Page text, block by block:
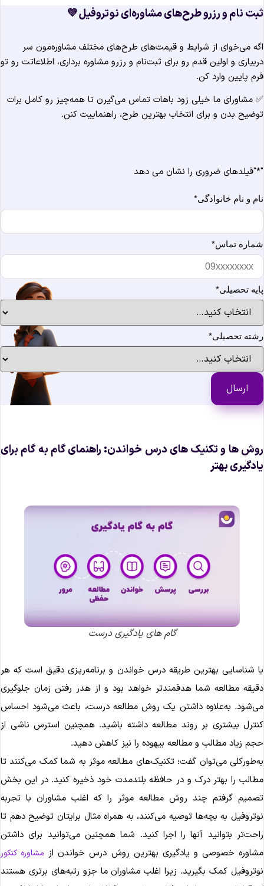
نام و رزرو طرح‌های مشاوره‌ای نوتروفیل 💜
می‌خوای از شرایط و قیمت‌های طرح‌های مختلف مشاوره‌مون سر
و اولین قدم رو برای ثبت‌نام و رزرو مشاوره برداری، اطلاعاتت رو تو
پایین وارد کن.
مشاورای ما خیلی زود باهات تماس می‌گیرن تا همه‌چیز رو کامل برات
بدن و برای انتخاب بهترین طرح، راهنماییت کنن.
*"فیلدهای ضروری را نشان می دهد
و نام خانوادگی *
تماس *
تحصیلی *
تحصیلی *
ها و تکنیک های درس خواندن: راهنمای گام به گام برای
بهتر
گام های یادگیری درست
شناسایی بهترین طریقه درس خواندن و برنامه‌ریزی دقیق است که هر
مطالعه شما هدفمندتر خواهد بود و از هدر رفتن زمان جلوگیری
به‌علاوه داشتن یک روش مطالعه درست، باعث می‌شود احساس
بیشتری بر روند مطالعه داشته باشید. همچنین استرس ناشی از
زیاد مطالب و مطالعه بیهوده را نیز کاهش دهید.
می‌توان گفت؛ تکنیک‌های مطالعه موثر به شما کمک می‌کنند تا
را بهتر درک و در حافظه بلندمدت خود ذخیره کنید. در این بخش
گرفتم چند روش مطالعه موثر را که اغلب مشاوران با تجربه
به بچه‌ها توصیه می‌کنند، به همراه مثال برایتان توضیح دهم تا
بتوانید آنها را اجرا کنید. شما همچنین می‌توانید برای داشتن
خصوصی و یادگیری بهترین روش درس خواندن از مشاوره کنکور
کمک بگیرید. زیرا اغلب مشاوران ما جزو رتبه‌های برتری هستند